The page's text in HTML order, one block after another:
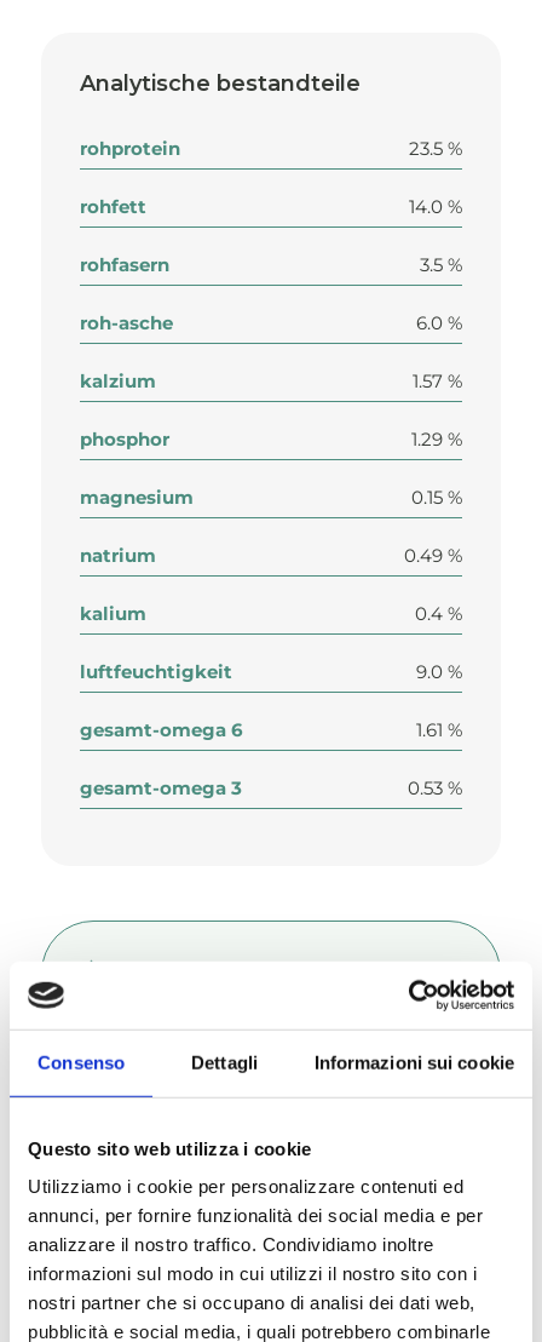
Consenso Dettagli Informazioni sui cookie
Questo sito web utilizza i cookie
Utilizziamo i cookie per personalizzare contenuti ed
annunci, per fornire funzionalità dei social media e per
analizzare il nostro traffico. Condividiamo inoltre
informazioni sul modo in cui utilizzi il nostro sito con i
nostri partner che si occupano di analisi dei dati web,
pubblicità e social media, i quali potrebbero combinarle
Analytische bestandteile
rohprotein 23.5 %
rohfett 14.0 %
rohfasern 3.5 %
roh-asche 6.0 %
kalzium 1.57 %
phosphor 1.29 %
magnesium 0.15 %
natrium 0.49 %
kalium 0.4 %
luftfeuchtigkeit 9.0 %
gesamt-omega 6 1.61 %
gesamt-omega 3 0.53 %
Beschreibung